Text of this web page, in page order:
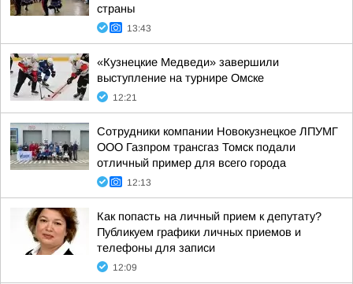
страны
13:43
«Кузнецкие Медведи» завершили
выступление на турнире Омске
12:21
Сотрудники компании Новокузнецкое ЛПУМГ
ООО Газпром трансгаз Томск подали
отличный пример для всего города
12:13
Как попасть на личный прием к депутату?
Публикуем графики личных приемов и
телефоны для записи
12:09